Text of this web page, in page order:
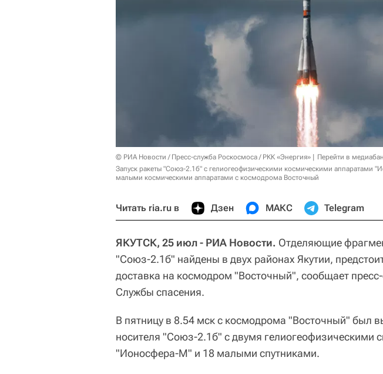
© РИА Новости / Пресс-служба Роскосмоса / РКК «Энергия»
Перейти в
Запуск ракеты "Союз-2.1б" с гелиогеофизическими космическими
малыми космическими аппаратами с космодрома Восточный
Читать ria.ru в Дзен МАКС Telegram
ЯКУТСК, 25 июл - РИА Новости. Отделяющие
"Союз-2.1б" найдены в двух районах Якутии,
доставка на космодром "Восточный", сообщает
Службы спасения.
В пятницу в 8.54 мск с космодрома "Восточный" был
носителя "Союз-2.1б" с двумя гелиогеофизическими
"Ионосфера-М" и 18 малыми спутниками.